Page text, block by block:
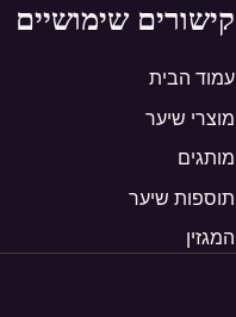
קישורים שימושיים
עמוד הבית
מוצרי שיער
מותגים
תוספות שיער
המגזין